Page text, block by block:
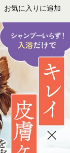
お気に入りに追加